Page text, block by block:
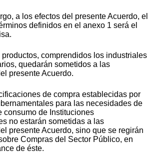
a los efectos del presente Acuerdo, el
definidos en el anexo 1 será el
comprendidos los industriales
quedarán sometidos a las
presente Acuerdo.
de compra establecidas por
para las necesidades de
consumo de Instituciones
no estarán sometidas a las
presente Acuerdo, sino que se regirán
Compras del Sector Público, en
de éste.